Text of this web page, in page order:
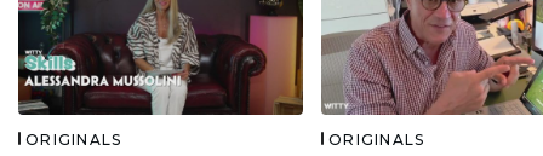
ORIGINALS ORIGINALS